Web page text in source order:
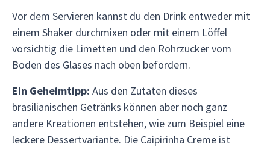
Vor dem Servieren kannst du den Drink entweder mit
einem Shaker durchmixen oder mit einem Löffel
vorsichtig die Limetten und den Rohrzucker vom
Boden des Glases nach oben befördern.
Ein Geheimtipp: Aus den Zutaten dieses
brasilianischen Getränks können aber noch ganz
andere Kreationen entstehen, wie zum Beispiel eine
leckere Dessertvariante. Die Caipirinha Creme ist